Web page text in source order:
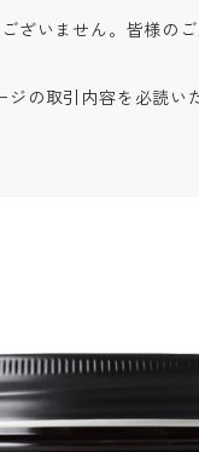
ざいません。皆様のご
ジの取引内容を必読い